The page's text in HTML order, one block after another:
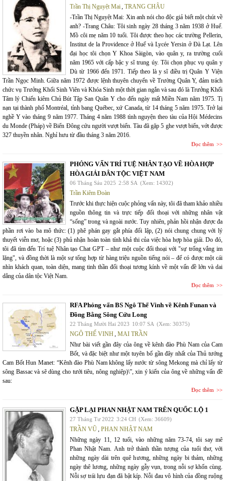
Trần Thị Nguyệt Mai, TRANG CHÂU
-Trần Thị Nguyệt Mai: Xin anh nói cho độc giả biết một chút về
anh? -Trang Châu: Tôi sinh ngày 28 tháng 3 năm 1938 ở Huế.
Mồ côi mẹ năm 10 tuổi. Tôi được theo học các trường Pellerin,
Institut de la Providence ở Huế và Lycée Yersin ở Đà Lạt. Lên
đại học tôi chọn Y Khoa Sàigòn, vào quân y, ra trường cuối
năm 1965 với cấp bậc y sĩ trung úy. Tôi chọn phục vụ quân y
Dù từ 1966 đến 1971. Tiếp theo là y sĩ điều trị Quân Y Viện
Trần Ngọc Minh. Giữa năm 1972 được lệnh thuyên chuyển về Trường Quân Y, đảm trách
chức vụ Trưởng Khối Sinh Viên và Khóa Sinh một thời gian ngắn và sau đó là Trưởng Khối
Tâm lý Chiến kiêm Chủ Bút Tập San Quân Y cho đến ngày mất Miền Nam năm 1975. Tị
nạn tại thành phố Montréal, tỉnh bang Québec, xứ Canada, từ 14 tháng 5 năm 1975. Trở lại
nghề Y vào tháng 9 năm 1977. Tháng 4 năm 1988 tình nguyện theo tàu của Hội Médecins
du Monde (Pháp) về Biển Đông cứu người vượt biển. Tàu đã gặp 5 ghe vượt biển, vớt được
327 thuyền nhân. Nghỉ hưu từ đầu tháng 3 năm 2016.
Đọc thêm
PHỎNG VẤN TRÍ TUỆ NHÂN TẠO VỀ HÒA HỢP
HÒA GIẢI DÂN TỘC VIỆT NAM
06 Tháng Sáu 2025 2:58 SA (Xem: 14302)
Trần Kiêm Đoàn
Trước khi thực hiện cuộc phỏng vấn này, tôi đã tham khảo nhiều
nguồn thông tin và trực tiếp đối thoại với những nhân vật
“sống” trong và ngoài nước. Tuy nhiên, phản hồi nhận được đa
phần rơi vào ba mô thức: (1) phê phán gay gắt phía đối lập, (2) nói chung chung với lý
thuyết viễn mơ, hoặc (3) phủ nhận hoàn toàn tính khả thi của việc hòa hợp hòa giải. Do đó,
tôi đã tìm đến Trí tuệ Nhân tạo Chat GPT – như một cuộc đối thoại với "sự trống vắng im
lặng", và đồng thời là một sự tổng hợp từ hàng triệu nguồn tiếng nói – để có được một cái
nhìn khách quan, toàn diện, mang tinh thần đối thoại tương kính về một vấn đề lớn và dai
dẳng của dân tộc Việt Nam.
Đọc thêm
RFA Phỏng vấn BS Ngô Thế Vinh về Kênh Funan và
Đồng Bằng Sông Cửu Long
22 Tháng Mười Hai 2023 10:07 SA (Xem: 30375)
NGÔ THẾ VINH, MAI TRẦN
Như bài viết gần đây của ông về kênh đào Phù Nam của Cam
Bốt, và đặc biệt như một tuyên bố gần đây nhất của Thủ tướng
Cam Bốt Hun Manet: “Kênh đào Phù Nam không lấy nước từ sông Mekong mà chỉ lấy từ
sông Bassac và sẽ dùng cho tưới tiêu, nông nghiệp)\”, xin ý kiến của ông về những vấn đề
sau:
Đọc thêm
GẶP LẠI PHAN NHẬT NAM TRÊN QUỐC LỘ 1
27 Tháng Tư 2022 3:24 CH (Xem: 36609)
TRẦN VŨ, PHAN NHẬT NAM
Những ngày 11, 12 tuổi, vào những năm 73-74, tôi say mê
Phan Nhật Nam. Anh trở thành thần tượng của tuổi thơ, với
những ngày dài trên quê hương, những ngày bi thảm, những
ngày thê lương, những ngày gẫy vụn, trong nỗi sợ khốn cùng.
Nỗi sợ trái lựu đạn đã bật kíp. Nỗi đau vô hình của đồng ruộng